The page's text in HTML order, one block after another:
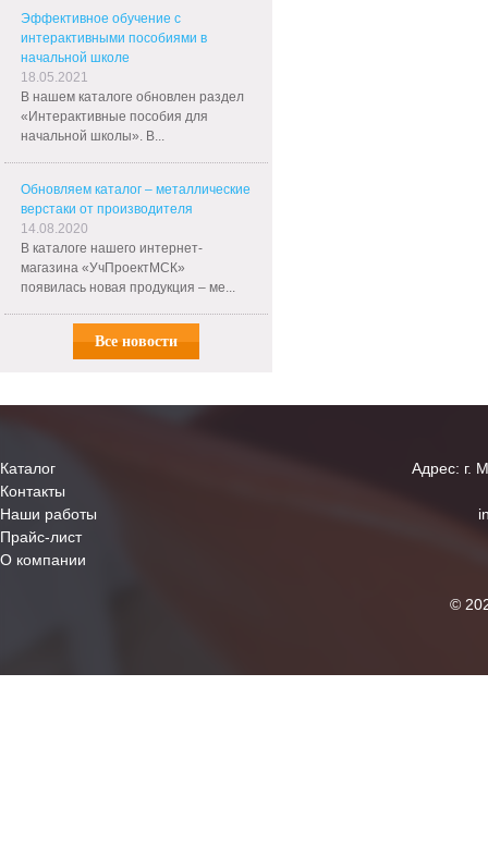
Эффективное обучение с
интерактивными пособиями в
начальной школе
18.05.2021
В нашем каталоге обновлен раздел
«Интерактивные пособия для
начальной школы». В...
Обновляем каталог – металлические
верстаки от производителя
14.08.2020
В каталоге нашего интернет-
магазина «УчПроектМСК»
появилась новая продукция – ме...
Все новости
Каталог
Контакты
Наши работы
Прайс-лист
О компании
Адрес: г.
©